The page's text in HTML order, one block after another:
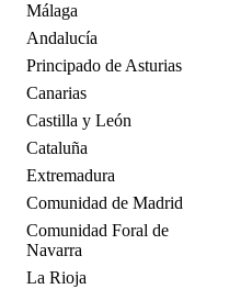
Málaga
Andalucía
Principado de Asturias
Canarias
Castilla y León
Cataluña
Extremadura
Comunidad de Madrid
Comunidad Foral de
Navarra
La Rioja